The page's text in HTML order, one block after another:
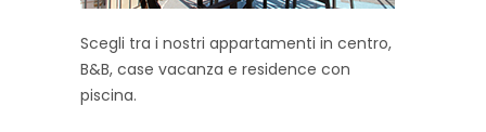
Scegli tra i nostri appartamenti in centro,
B&B, case vacanza e residence con
piscina.